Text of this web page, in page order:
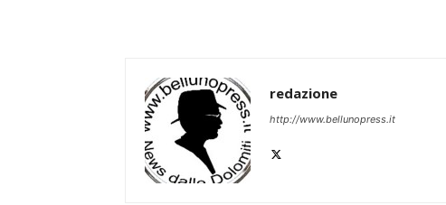
redazione
http://www.bellunopress.it